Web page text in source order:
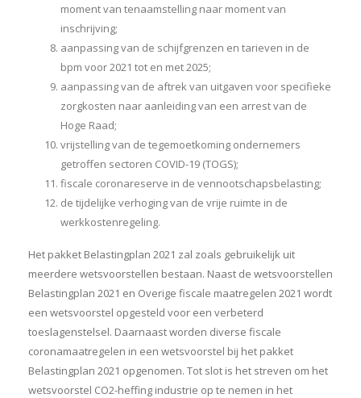
moment van tenaamstelling naar moment van
inschrijving;
aanpassing van de schijfgrenzen en tarieven in de
bpm voor 2021 tot en met 2025;
aanpassing van de aftrek van uitgaven voor specifieke
zorgkosten naar aanleiding van een arrest van de
Hoge Raad;
vrijstelling van de tegemoetkoming ondernemers
getroffen sectoren COVID-19 (TOGS);
fiscale coronareserve in de vennootschapsbelasting;
de tijdelijke verhoging van de vrije ruimte in de
werkkostenregeling.
Het pakket Belastingplan 2021 zal zoals gebruikelijk uit
meerdere wetsvoorstellen bestaan. Naast de wetsvoorstellen
Belastingplan 2021 en Overige fiscale maatregelen 2021 wordt
een wetsvoorstel opgesteld voor een verbeterd
toeslagenstelsel. Daarnaast worden diverse fiscale
coronamaatregelen in een wetsvoorstel bij het pakket
Belastingplan 2021 opgenomen. Tot slot is het streven om het
wetsvoorstel CO2-heffing industrie op te nemen in het